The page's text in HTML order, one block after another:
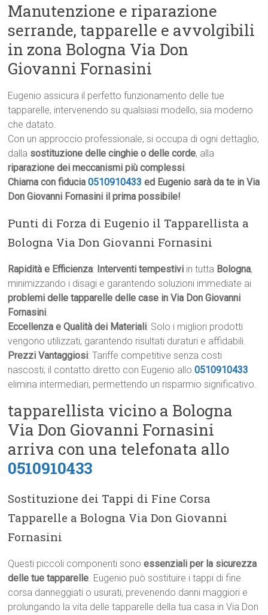
Manutenzione e riparazione
serrande, tapparelle e avvolgibili
in zona Bologna Via Don
Giovanni Fornasini
Eugenio assicura il perfetto funzionamento delle tue
tapparelle, intervenendo su qualsiasi modello, sia moderno
che datato.
Con un approccio professionale, si occupa di ogni dettaglio,
dalla sostituzione delle cinghie o delle corde, alla
riparazione dei meccanismi più complessi.
Chiama con fiducia0510910433 ed Eugenio sarà da te in Via
Don Giovanni Fornasini il prima possibile!
Punti di Forza di Eugenio il Tapparellista a
Bologna Via Don Giovanni Fornasini
Rapidità e Efficienza: Interventi tempestivi in tutta Bologna,
minimizzando i disagi e garantendo soluzioni immediate ai
problemi delle tapparelle delle case in Via Don Giovanni
Fornasini.
Eccellenza e Qualità dei Materiali: Solo i migliori prodotti
vengono utilizzati, garantendo risultati duraturi e affidabili.
Prezzi Vantaggiosi: Tariffe competitive senza costi
nascosti; il contatto diretto con Eugenio allo0510910433
elimina intermediari, permettendo un risparmio significativo.
tapparellista vicino a Bologna
Via Don Giovanni Fornasini
arriva con una telefonata allo
0510910433
Sostituzione dei Tappi di Fine Corsa
Tapparelle a Bologna Via Don Giovanni
Fornasini
Questi piccoli componenti sonoessenziali per la sicurezza
delle tue tapparelle. Eugenio può sostituire i tappi di fine
corsa danneggiati o usurati, prevenendo danni maggiori e
prolungando la vita delle tapparelle della tua casa in Via Don